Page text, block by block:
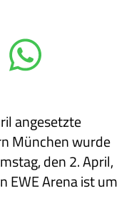
angesetzte
München wurde
den 2. April,
EWE Arena ist um